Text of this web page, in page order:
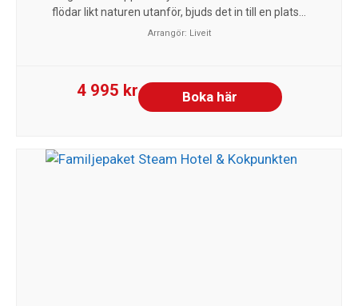
flödar likt naturen utanför, bjuds det in till en plats...
Arrangör: Liveit
4 995 kr Boka här